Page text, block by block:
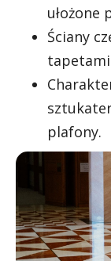
ułożone
Ściany
plafony.